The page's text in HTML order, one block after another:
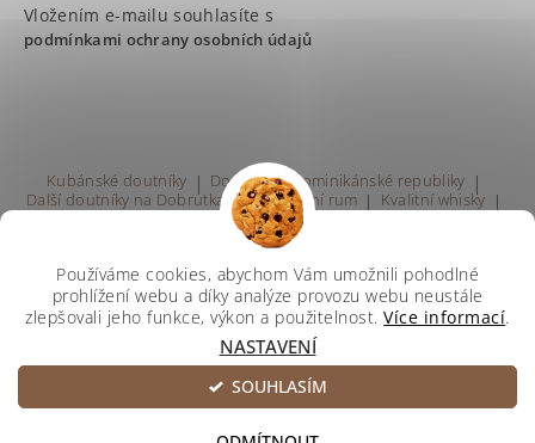
Vložením e-mailu souhlasíte s
podmínkami ochrany osobních údajů
Kubánské doutníky | Doutníky z Dominikánské republiky |
Další doutníky na Dobrutka.eu | Kvalitní rum | Kvalitní whisky |
Prodej rumu Praha
2026 ©Svetdoutniku, všechna práva vyhrazenaUpravit nastavení cookies
Vytvořil Shoptet
Používáme cookies, abychom Vám umožnili pohodlné
prohlížení webu a díky analýze provozu webu neustále
zlepšovali jeho funkce, výkon a použitelnost.Více informací.
NASTAVENÍ
SOUHLASÍM